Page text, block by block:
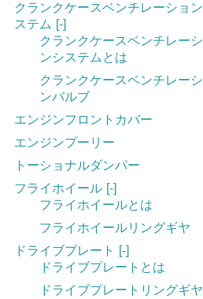
クランクケースベンチレーショ
ステム [-]
クランクケースベンチレー
ンシステムとは
クランクケースベンチレー
ンバルブ
エンジンフロントカバー
エンジンプーリー
トーショナルダンパー
フライホイール [-]
フライホイールとは
フライホイールリングギヤ
ドライブプレート
[-]
ドライブプレートとは
ドライブプレートリングギヤ